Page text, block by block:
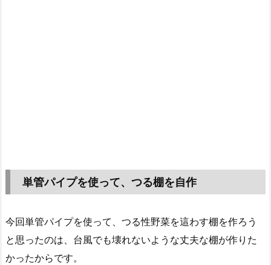
単管パイプを使って、つる棚を自作
今回単管パイプを使って、つる性野菜を這わす棚を作ろう
と思ったのは、台風でも壊れないような丈夫な棚が作りた
かったからです。